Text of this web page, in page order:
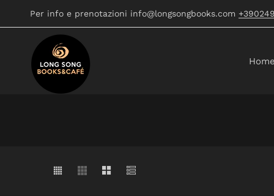
Per info e prenotazioni info@longsongbooks.com